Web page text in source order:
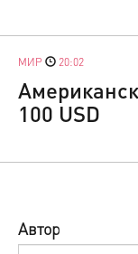
МИР 20:02
100 USD
Автор